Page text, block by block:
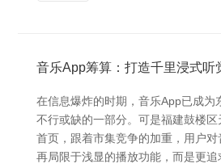
音乐App筹算：打造千里浸式听
在信息爆炸的时期，音乐App已成为
不行或缺的一部分。可是福建鼓楼
首页，跟着市集竞争的加重，用户
再局限于浅显的播放功能，而是更